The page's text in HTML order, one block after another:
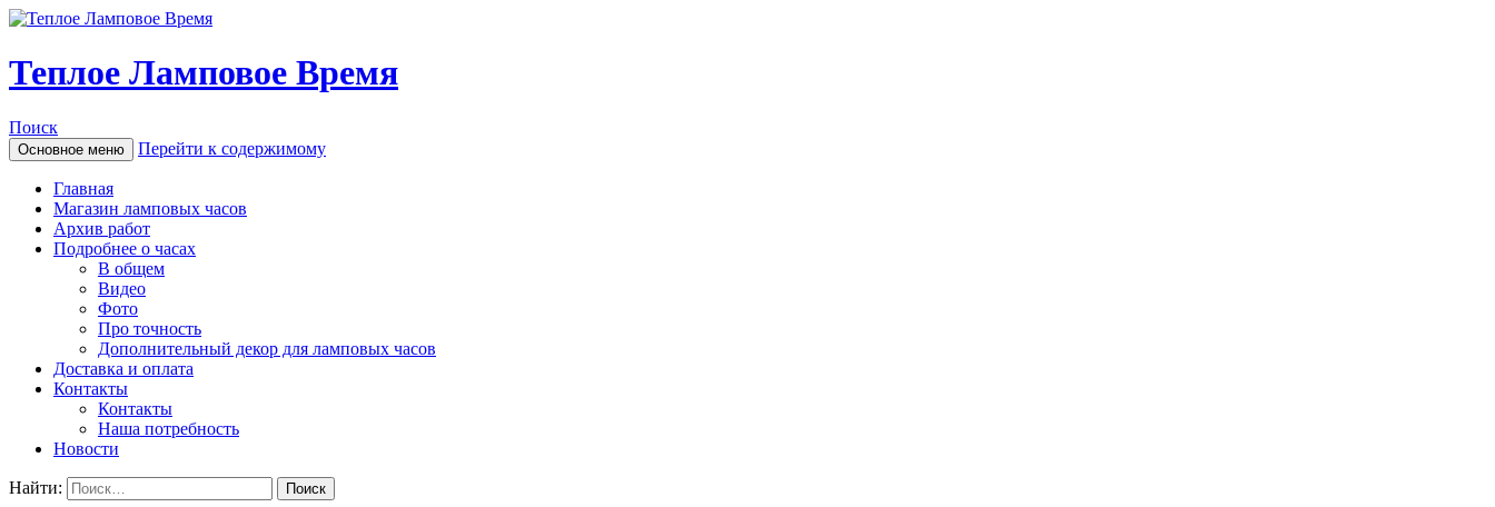
Теплое Ламповое Время
Поиск
Основное меню Перейти к содержимому
Главная
Магазин ламповых часов
Архив работ
Подробнее о часах
В общем
Видео
Фото
Про точность
Дополнительный декор для ламповых часов
Доставка и оплата
Контакты
Контакты
Наша потребность
Новости
Найти: